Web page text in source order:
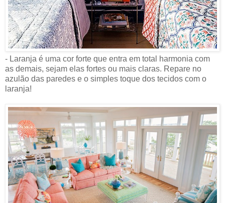
- Laranja é uma cor forte que entra em total harmonia com
as demais, sejam elas fortes ou mais claras. Repare no
azulão das paredes e o simples toque dos tecidos com o
laranja!